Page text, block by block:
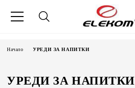
Начало УРЕДИ ЗА НАПИТКИ
УРЕДИ ЗА НАПИТКИ